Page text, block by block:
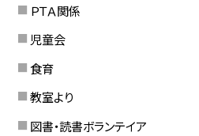
ＰＴＡ関係
児童会
食育
教室より
図書・読書ボランテイア